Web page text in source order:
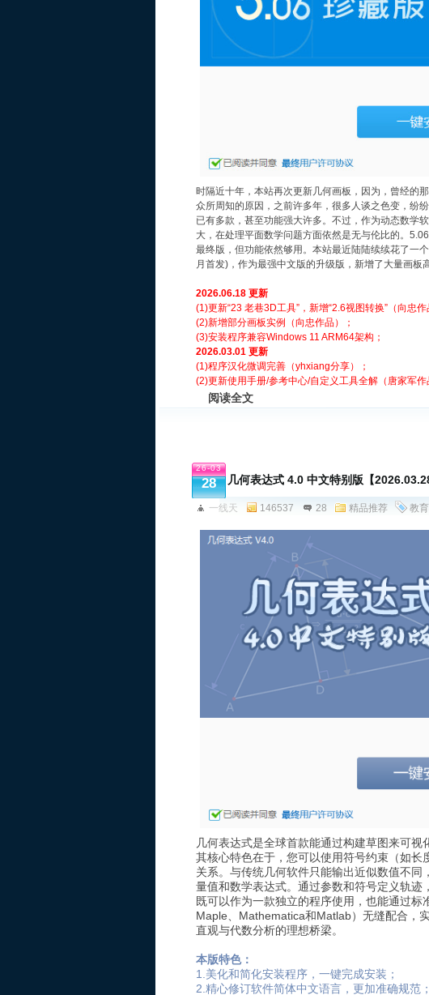
时隔近十年，本站再次更新几何画板，因为，曾经的
众所周知的原因，之前许多年，很多人谈之色变，纷
已有多款，甚至功能强大许多。不过，作为动态数学
大，在处理平面数学问题方面依然是无与伦比的。
最终版，但功能依然够用。本站最近陆陆续续花了一
月首发)，作为最强中文版的升级版，新增了大量画板
2026.06.18 更新
(1)更新“23 老巷3D工具”，新增“2.6视图转换”（向忠作
(2)新增部分画板实例（向忠作品）；
(3)安装程序兼容Windows 11 ARM64架构；
2026.03.01 更新
(1)程序汉化微调完善（yhxiang分享）；
(2)更新使用手册/参考中心/自定义工具全解（唐家军作
阅读全文
26-03
28 几何表达式 4.0 中文特别版【
一线天 146537 28 精品推荐 教
几何表达式是全球首款能通过构建草图来可视
其核心特色在于，您可以使用符号约束（如
关系。与传统几何软件只能输出近似数值不同
量值和数学表达式。通过参数和符号定义轨
既可以作为一款独立的程序使用，也能通过
Maple、Mathematica和Matlab）无缝配合，
直观与代数分析的理想桥梁。
本版特色：
1.美化和简化安装程序，一键完成安装；
2.精心修订软件简体中文语言，更加准确规范；